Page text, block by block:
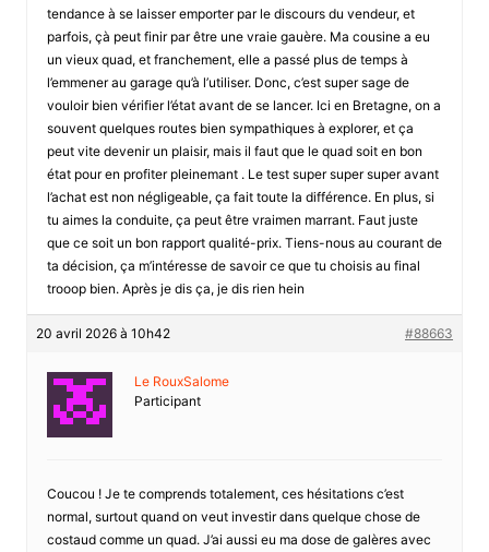
tendance à se laisser emporter par le discours du vendeur, et
parfois, çà peut finir par être une vraie gauère. Ma cousine a eu
un vieux quad, et franchement, elle a passé plus de temps à
l’emmener au garage qu’à l’utiliser. Donc, c’est super sage de
vouloir bien vérifier l’état avant de se lancer. Ici en Bretagne, on a
souvent quelques routes bien sympathiques à explorer, et ça
peut vite devenir un plaisir, mais il faut que le quad soit en bon
état pour en profiter pleinemant . Le test super super super avant
l’achat est non négligeable, ça fait toute la différence. En plus, si
tu aimes la conduite, ça peut être vraimen marrant. Faut juste
que ce soit un bon rapport qualité-prix. Tiens-nous au courant de
ta décision, ça m’intéresse de savoir ce que tu choisis au final
trooop bien. Après je dis ça, je dis rien hein
20 avril 2026 à 10h42 #88663
Le RouxSalome
Participant
Coucou ! Je te comprends totalement, ces hésitations c’est
normal, surtout quand on veut investir dans quelque chose de
costaud comme un quad. J’ai aussi eu ma dose de galères avec